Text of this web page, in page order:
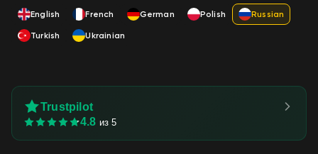
English French German Polish
Russian
Turkish
Ukrainian
Trustpilot
4.8 из 5